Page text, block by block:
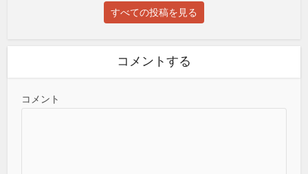
すべての投稿を見る
コメントする
コメント